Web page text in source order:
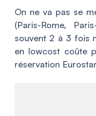
On ne va pas se
(Paris-Rome,
souvent 2 à 3 fois
en lowcost coûte
réservation